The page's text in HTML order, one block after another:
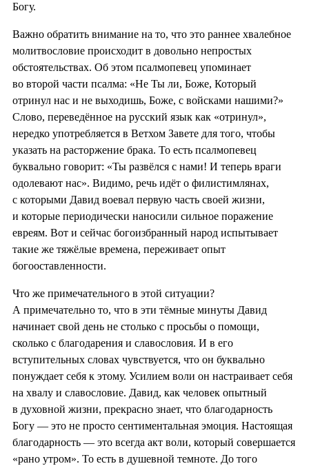
Богу.
Важно обратить внимание на то, что это раннее хвалебное
молитвословие происходит в довольно непростых
обстоятельствах. Об этом псалмопевец упоминает
во второй части псалма: «Не Ты ли, Боже, Который
отринул нас и не выходишь, Боже, с войсками нашими?»
Слово, переведённое на русский язык как «отринул»,
нередко употребляется в Ветхом Завете для того, чтобы
указать на расторжение брака. То есть псалмопевец
буквально говорит: «Ты развёлся с нами! И теперь враги
одолевают нас». Видимо, речь идёт о филистимлянах,
с которыми Давид воевал первую часть своей жизни,
и которые периодически наносили сильное поражение
евреям. Вот и сейчас богоизбранный народ испытывает
такие же тяжёлые времена, переживает опыт
богооставленности.
Что же примечательного в этой ситуации?
А примечательно то, что в эти тёмные минуты Давид
начинает свой день не столько с просьбы о помощи,
сколько с благодарения и славословия. И в его
вступительных словах чувствуется, что он буквально
понуждает себя к этому. Усилием воли он настраивает себя
на хвалу и славословие. Давид, как человек опытный
в духовной жизни, прекрасно знает, что благодарность
Богу — это не просто сентиментальная эмоция. Настоящая
благодарность — это всегда акт воли, который совершается
«рано утром». То есть в душевной темноте. До того